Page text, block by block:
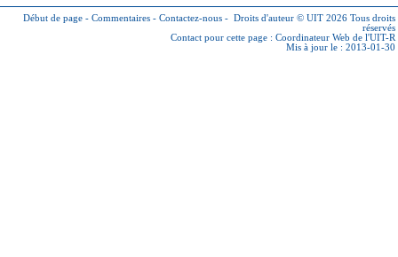
Début de page - Commentaires - Contactez-nous - Droits d'auteur © UIT 2026 Tous droits
réservés
Contact pour cette page : Coordinateur Web de l'UIT-R
Mis à jour le : 2013-01-30